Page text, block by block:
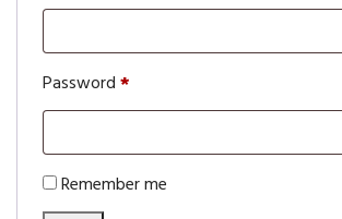
Password*
Remember me